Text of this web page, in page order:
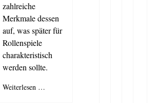
zahlreiche
Merkmale dessen
auf, was später für
Rollenspiele
charakteristisch
werden sollte.
Weiterlesen …